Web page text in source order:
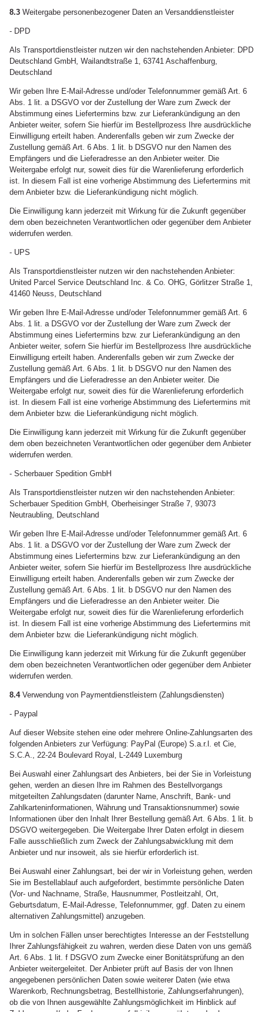
8.3 Weitergabe personenbezogener Daten an Versanddienstleister
- DPD
Als Transportdienstleister nutzen wir den nachstehenden Anbieter: DPD
Deutschland GmbH, Wailandtstraße 1, 63741 Aschaffenburg,
Deutschland
Wir geben Ihre E-Mail-Adresse und/oder Telefonnummer gemäß Art. 6
Abs. 1 lit. a DSGVO vor der Zustellung der Ware zum Zweck der
Abstimmung eines Liefertermins bzw. zur Lieferankündigung an den
Anbieter weiter, sofern Sie hierfür im Bestellprozess Ihre ausdrückliche
Einwilligung erteilt haben. Anderenfalls geben wir zum Zwecke der
Zustellung gemäß Art. 6 Abs. 1 lit. b DSGVO nur den Namen des
Empfängers und die Lieferadresse an den Anbieter weiter. Die
Weitergabe erfolgt nur, soweit dies für die Warenlieferung erforderlich
ist. In diesem Fall ist eine vorherige Abstimmung des Liefertermins mit
dem Anbieter bzw. die Lieferankündigung nicht möglich.
Die Einwilligung kann jederzeit mit Wirkung für die Zukunft gegenüber
dem oben bezeichneten Verantwortlichen oder gegenüber dem Anbieter
widerrufen werden.
- UPS
Als Transportdienstleister nutzen wir den nachstehenden Anbieter:
United Parcel Service Deutschland Inc. & Co. OHG, Görlitzer Straße 1,
41460 Neuss, Deutschland
Wir geben Ihre E-Mail-Adresse und/oder Telefonnummer gemäß Art. 6
Abs. 1 lit. a DSGVO vor der Zustellung der Ware zum Zweck der
Abstimmung eines Liefertermins bzw. zur Lieferankündigung an den
Anbieter weiter, sofern Sie hierfür im Bestellprozess Ihre ausdrückliche
Einwilligung erteilt haben. Anderenfalls geben wir zum Zwecke der
Zustellung gemäß Art. 6 Abs. 1 lit. b DSGVO nur den Namen des
Empfängers und die Lieferadresse an den Anbieter weiter. Die
Weitergabe erfolgt nur, soweit dies für die Warenlieferung erforderlich
ist. In diesem Fall ist eine vorherige Abstimmung des Liefertermins mit
dem Anbieter bzw. die Lieferankündigung nicht möglich.
Die Einwilligung kann jederzeit mit Wirkung für die Zukunft gegenüber
dem oben bezeichneten Verantwortlichen oder gegenüber dem Anbieter
widerrufen werden.
- Scherbauer Spedition GmbH
Als Transportdienstleister nutzen wir den nachstehenden Anbieter:
Scherbauer Spedition GmbH, Oberheisinger Straße 7, 93073
Neutraubling, Deutschland
Wir geben Ihre E-Mail-Adresse und/oder Telefonnummer gemäß Art. 6
Abs. 1 lit. a DSGVO vor der Zustellung der Ware zum Zweck der
Abstimmung eines Liefertermins bzw. zur Lieferankündigung an den
Anbieter weiter, sofern Sie hierfür im Bestellprozess Ihre ausdrückliche
Einwilligung erteilt haben. Anderenfalls geben wir zum Zwecke der
Zustellung gemäß Art. 6 Abs. 1 lit. b DSGVO nur den Namen des
Empfängers und die Lieferadresse an den Anbieter weiter. Die
Weitergabe erfolgt nur, soweit dies für die Warenlieferung erforderlich
ist. In diesem Fall ist eine vorherige Abstimmung des Liefertermins mit
dem Anbieter bzw. die Lieferankündigung nicht möglich.
Die Einwilligung kann jederzeit mit Wirkung für die Zukunft gegenüber
dem oben bezeichneten Verantwortlichen oder gegenüber dem Anbieter
widerrufen werden.
8.4Verwendung von Paymentdienstleistern (Zahlungsdiensten)
- Paypal
Auf dieser Website stehen eine oder mehrere Online-Zahlungsarten des
folgenden Anbieters zur Verfügung: PayPal (Europe) S.a.r.l. et Cie,
S.C.A., 22-24 Boulevard Royal, L-2449 Luxemburg
Bei Auswahl einer Zahlungsart des Anbieters, bei der Sie in Vorleistung
gehen, werden an diesen Ihre im Rahmen des Bestellvorgangs
mitgeteilten Zahlungsdaten (darunter Name, Anschrift, Bank- und
Zahlkarteninformationen, Währung und Transaktionsnummer) sowie
Informationen über den Inhalt Ihrer Bestellung gemäß Art. 6 Abs. 1 lit. b
DSGVO weitergegeben. Die Weitergabe Ihrer Daten erfolgt in diesem
Falle ausschließlich zum Zweck der Zahlungsabwicklung mit dem
Anbieter und nur insoweit, als sie hierfür erforderlich ist.
Bei Auswahl einer Zahlungsart, bei der wir in Vorleistung gehen, werden
Sie im Bestellablauf auch aufgefordert, bestimmte persönliche Daten
(Vor- und Nachname, Straße, Hausnummer, Postleitzahl, Ort,
Geburtsdatum, E-Mail-Adresse, Telefonnummer, ggf. Daten zu einem
alternativen Zahlungsmittel) anzugeben.
Um in solchen Fällen unser berechtigtes Interesse an der Feststellung
Ihrer Zahlungsfähigkeit zu wahren, werden diese Daten von uns gemäß
Art. 6 Abs. 1 lit. f DSGVO zum Zwecke einer Bonitätsprüfung an den
Anbieter weitergeleitet. Der Anbieter prüft auf Basis der von Ihnen
angegebenen persönlichen Daten sowie weiterer Daten (wie etwa
Warenkorb, Rechnungsbetrag, Bestellhistorie, Zahlungserfahrungen),
ob die von Ihnen ausgewählte Zahlungsmöglichkeit im Hinblick auf